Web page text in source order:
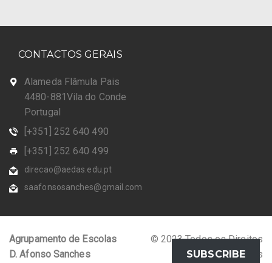
CONTACTOS GERAIS
Alameda Flâmula Pais
4480-881Vila do Conde
Portugal
[+351] 252 640 490
[+351] 252 640 499
direcao@aedas.edu.pt
saafonsosanches@gmail.com
Agrupamento de Escolas
D. Afonso Sanches
© 2023 Todos os Direitos
Reservados
SUBSCRIBE